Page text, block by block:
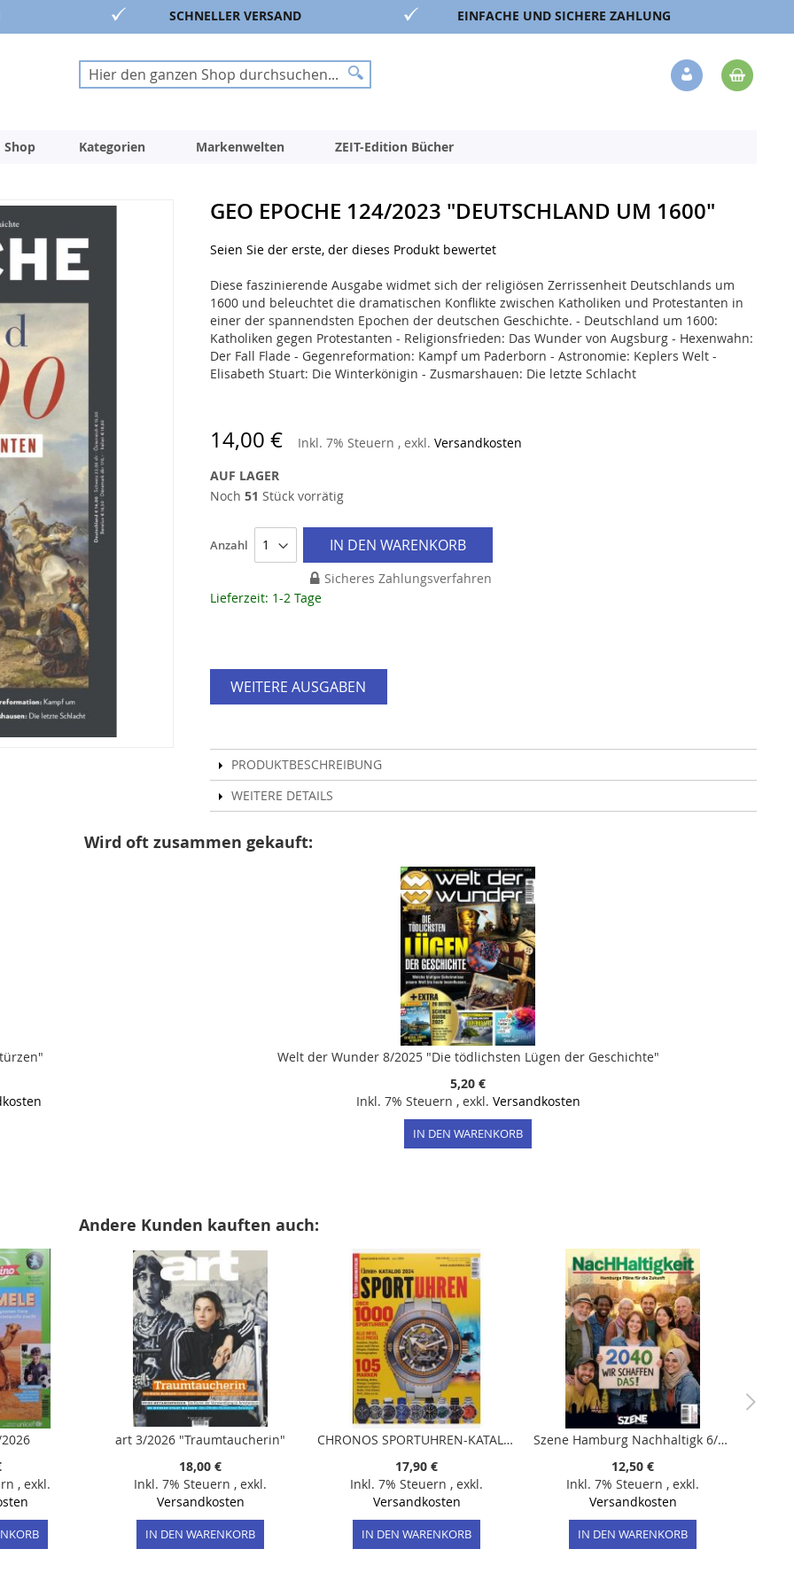
SCHNELLER VERSAND EINFACHE UND SICHERE ZAHLUNG
Suche
Suche
Veränderung
Shop Kategorien Markenwelten ZEIT-Edition Bücher
GEO EPOCHE 124/2023 "DEUTSCHLAND UM 1600"
Seien Sie der erste, der dieses Produkt bewertet
Diese faszinierende Ausgabe widmet sich der religiösen Zerrissenheit Deutschlands um
1600 und beleuchtet die dramatischen Konflikte zwischen Katholiken und Protestanten in
einer der spannendsten Epochen der deutschen Geschichte. - Deutschland um 1600:
Katholiken gegen Protestanten - Religionsfrieden: Das Wunder von Augsburg - Hexenwahn:
Der Fall Flade - Gegenreformation: Kampf um Paderborn - Astronomie: Keplers Welt -
Elisabeth Stuart: Die Winterkönigin - Zusmarshauen: Die letzte Schlacht
14,00 € Inkl. 7% Steuern , exkl. Versandkosten
AUF LAGER
Noch 51 Stück vorrätig
Anzahl IN DEN WARENKORB
Sicheres Zahlungsverfahren
Lieferzeit: 1-2 Tage
WEITERE AUSGABEN
PRODUKTBESCHREIBUNG
WEITERE DETAILS
Wird oft zusammen gekauft:
Welt der Wunder 8/2025 "Die tödlichsten Lügen der Geschichte"
5,20 €
Inkl. 7% Steuern , exkl. Versandkosten
IN DEN WARENKORB
Andere Kunden kauften auch:
, exkl.
art 3/2026 "Traumtaucherin"
18,00 €
Inkl. 7% Steuern , exkl.
Versandkosten
IN DEN WARENKORB
CHRONOS SPORTUHREN-KATALO 1/2024
17,90 €
Inkl. 7% Steuern , exkl.
Versandkosten
IN DEN WARENKORB
Szene Hamburg Nachhaltigk 6/2026
12,50 €
Inkl. 7% Steuern , exkl.
Versandkosten
IN DEN WARENKORB